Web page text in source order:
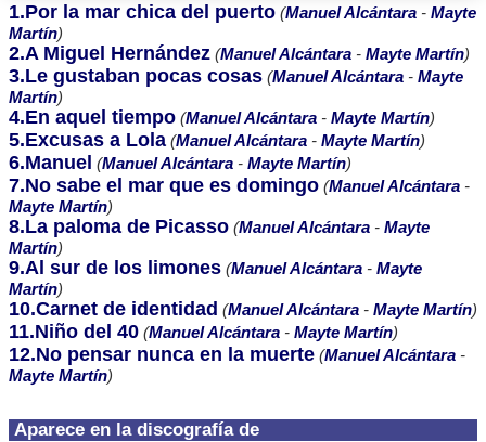
Aparece en la discografía de
1.Por la mar chica del puerto (Manuel Alcántara - Mayte
Martín)
2.A Miguel Hernández (Manuel Alcántara - Mayte Martín)
3.Le gustaban pocas cosas (Manuel Alcántara - Mayte
Martín)
4.En aquel tiempo (Manuel Alcántara - Mayte Martín)
5.Excusas a Lola (Manuel Alcántara - Mayte Martín)
6.Manuel (Manuel Alcántara - Mayte Martín)
7.No sabe el mar que es domingo (Manuel Alcántara -
Mayte Martín)
8.La paloma de Picasso (Manuel Alcántara - Mayte
Martín)
9.Al sur de los limones (Manuel Alcántara - Mayte
Martín)
10.Carnet de identidad (Manuel Alcántara - Mayte Martín)
11.Niño del 40 (Manuel Alcántara - Mayte Martín)
12.No pensar nunca en la muerte (Manuel Alcántara -
Mayte Martín)